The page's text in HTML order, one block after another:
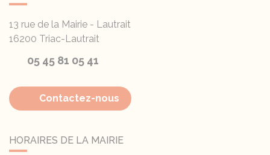
13 rue de la Mairie - Lautrait
16200 Triac-Lautrait
05 45 81 05 41
Contactez-nous
HORAIRES DE LA MAIRIE